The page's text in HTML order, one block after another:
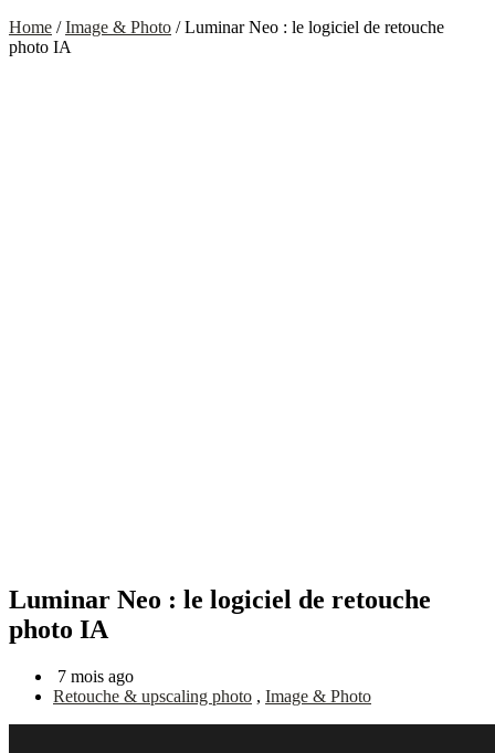
Home /Image & Photo / Luminar Neo : le logiciel de retouche
photo IA
Luminar Neo : le logiciel de retouche
photo IA
7 mois ago
Retouche & upscaling photo , Image & Photo